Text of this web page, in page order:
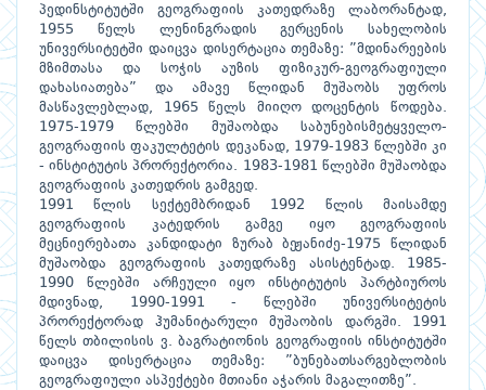
პედინსტიტუტში გეოგრაფიის კათედრაზე ლაბორანტად,
1955 წელს ლენინგრადის გერცენის სახელობის
უნივერსიტეტში დაიცვა დისერტაცია თემაზე: ”მდინარეების
მზიმთასა და სოჭის აუზის ფიზიკურ-გეოგრაფიული
დახასიათება” და ამავე წლიდან მუშაობს უფროს
მასწავლებლად, 1965 წელს მიიღო დოცენტის წოდება.
1975-1979 წლებში მუშაობდა საბუნებისმეტყველო-
გეოგრაფიის ფაკულტეტის დეკანად, 1979-1983 წლებში კი
- ინსტიტუტის პრორექტორია. 1983-1981 წლებში მუშაობდა
გეოგრაფიის კათედრის გამგედ.
1991 წლის სექტემბრიდან 1992 წლის მაისამდე
გეოგრაფიის კატედრის გამგე იყო გეოგრაფიის
მეცნიერებათა კანდიდატი ზურაბ ბეჟანიძე-1975 წლიდან
მუშაობდა გეოგრაფიის კათედრაზე ასისტენტად. 1985-
1990 წლებში არჩეული იყო ინსტიტუტის პარტბიუროს
მდივნად, 1990-1991 - წლებში უნივერსიტეტის
პრორექტორად ჰუმანიტარული მუშაობის დარგში. 1991
წელს თბილისის ვ. ბაგრატიონის გეოგრაფიის ინსტიტუტში
დაიცვა დისერტაცია თემაზე: ”ბუნებათსარგებლობის
გეოგრაფიული ასპექტები მთიანი აჭარის მაგალითზე”.